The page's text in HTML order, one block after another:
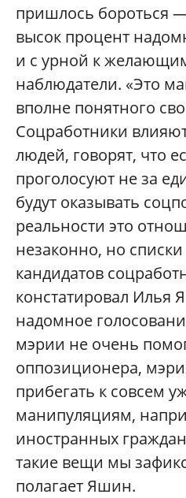
пришлось бороться
высок процент
и с урной к
наблюдатели. «Это
вполне понятного
Соцработники
людей, говорят, что
проголосуют не за
будут оказывать
реальности это
незаконно, но
кандидатов
констатировал Илья
надомное
мэрии не очень
оппозиционера,
прибегать к совсем
манипуляциям,
иностранных
такие вещи мы
полагает Яшин.